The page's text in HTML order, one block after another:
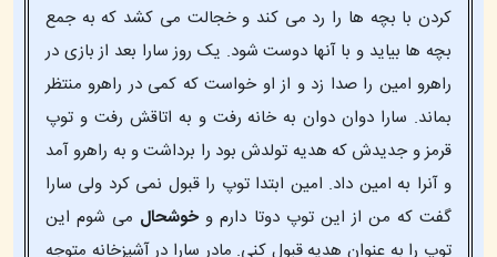
کردن با بچه ها را رد می کند و خجالت می کشد که به جمع
بچه ها بیاید و با آنها دوست شود. یک روز سارا بعد از بازی در
راهرو امین را صدا زد و از او خواست که کمی در راهرو منتظر
بماند. سارا دوان دوان به خانه رفت و به اتاقش رفت و توپ
قرمز و جدیدش که هدیه تولدش بود را برداشت و به راهرو آمد
و آنرا به امین داد. امین ابتدا توپ را قبول نمی کرد ولی سارا
گفت که من از این توپ دوتا دارم و خوشحال می شوم این
توپ را به عنوان هدیه قبول کنی. مادر سارا در آشپزخانه متوجه